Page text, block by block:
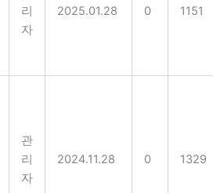
리
자
2025.01.28 0 1151
관
리
자
2024.11.28 0 1329